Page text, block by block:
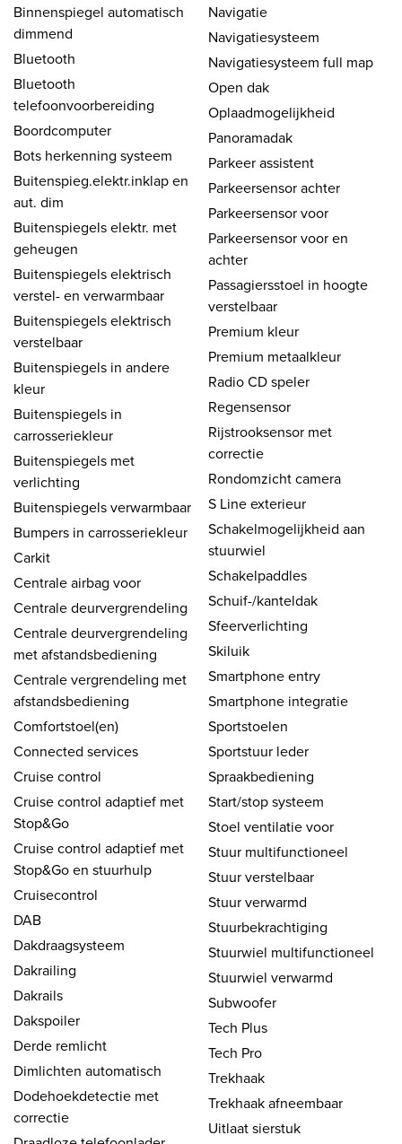
Binnenspiegel automatisch
dimmend
Bluetooth
Bluetooth
telefoonvoorbereiding
Boordcomputer
Bots herkenning systeem
Buitenspieg.elektr.inklap en
aut. dim
Buitenspiegels elektr. met
geheugen
Buitenspiegels elektrisch
verstel- en verwarmbaar
Buitenspiegels elektrisch
verstelbaar
Buitenspiegels in andere
kleur
Buitenspiegels in
carrosseriekleur
Buitenspiegels met
verlichting
Buitenspiegels verwarmbaar
Bumpers in carrosseriekleur
Carkit
Centrale airbag voor
Centrale deurvergrendeling
Centrale deurvergrendeling
met afstandsbediening
Centrale vergrendeling met
afstandsbediening
Comfortstoel(en)
Connected services
Cruise control
Cruise control adaptief met
Stop&Go
Cruise control adaptief met
Stop&Go en stuurhulp
Cruisecontrol
DAB
Dakdraagsysteem
Dakrailing
Dakrails
Dakspoiler
Derde remlicht
Dimlichten automatisch
Dodehoekdetectie met
correctie
Navigatie
Navigatiesysteem
Navigatiesysteem full map
Open dak
Oplaadmogelijkheid
Panoramadak
Parkeer assistent
Parkeersensor achter
Parkeersensor voor
Parkeersensor voor en
achter
Passagiersstoel in hoogte
verstelbaar
Premium kleur
Premium metaalkleur
Radio CD speler
Regensensor
Rijstrooksensor met
correctie
Rondomzicht camera
S Line exterieur
Schakelmogelijkheid aan
stuurwiel
Schakelpaddles
Schuif-/kanteldak
Sfeerverlichting
Skiluik
Smartphone entry
Smartphone integratie
Sportstoelen
Sportstuur leder
Spraakbediening
Start/stop systeem
Stoel ventilatie voor
Stuur multifunctioneel
Stuur verstelbaar
Stuur verwarmd
Stuurbekrachtiging
Stuurwiel multifunctioneel
Stuurwiel verwarmd
Subwoofer
Tech Plus
Tech Pro
Trekhaak
Trekhaak afneembaar
Uitlaat sierstuk